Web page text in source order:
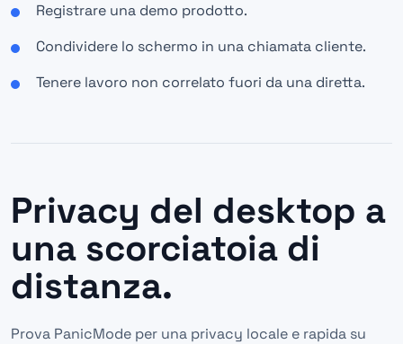
Registrare una demo prodotto.
Condividere lo schermo in una chiamata cliente.
Tenere lavoro non correlato fuori da una diretta.
Privacy del desktop a
una scorciatoia di
distanza.
Prova PanicMode per una privacy locale e rapida su